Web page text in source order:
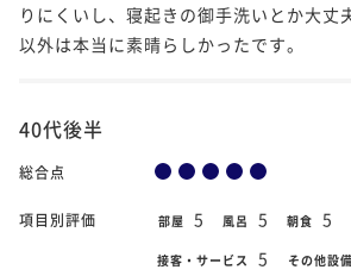
りにくいし、寝起きの御手洗いとか大丈
以外は本当に素晴らしかったです。
40代後半
総合点
項目別評価 部屋 5 風呂 5 朝食 5
接客・サービス 5 その他設備